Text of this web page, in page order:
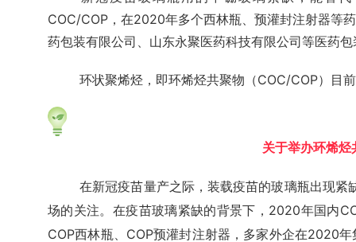
COC/COP，在2020年多个西林瓶、预灌封注射器等
药包装有限公司、山东永聚医药科技有限公司等医药
环状聚烯烃，即环烯烃共聚物（COC/COP）目
关于举办环烯
在新冠疫苗量产之际，装载疫苗的玻璃瓶出现
场的关注。在疫苗玻璃紧缺的背景下，2020年国内
COP西林瓶、COP预灌封注射器，多家外企在2020